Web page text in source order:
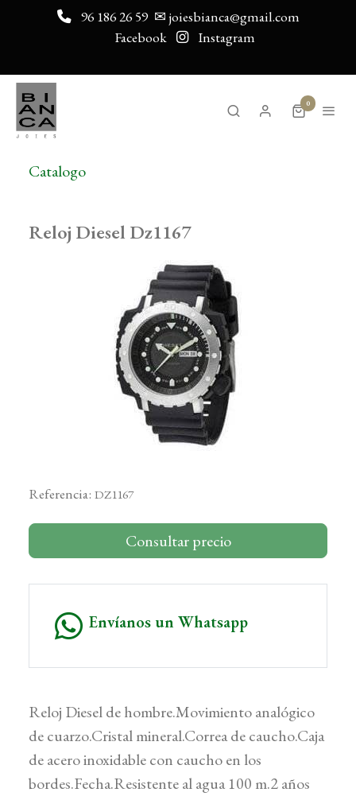
96 186 26 59 ✉ joiesbianca@gmail.com
Facebook
Instagram
0
Catalogo
Reloj Diesel Dz1167
Referencia: DZ1167
Consultar precio
Envíanos un Whatsapp
Reloj Diesel de hombre.Movimiento analógico
de cuarzo.Cristal mineral.Correa de caucho.Caja
de acero inoxidable con caucho en los
bordes.Fecha.Resistente al agua 100 m.2 años